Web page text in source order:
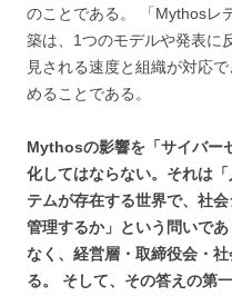
のことである。 「Mythosレ
築は、1つのモデルや発表に
見される速度と組織が対応
めることである。
Mythosの影響を「サイバー
化してはならない。それは
テムが存在する世界で、社
管理するか」という問いで
なく、経営層・取締役会・
る。 そして、その答えの第